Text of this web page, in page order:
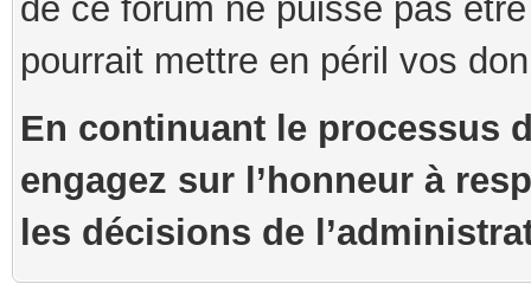
de ce forum ne puisse pas
pourrait mettre en péril vos
En continuant le processus
engagez sur l’honneur à
les décisions de